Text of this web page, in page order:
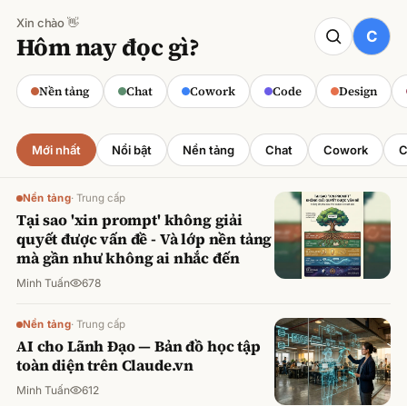
Xin chào 👋
Hôm nay đọc gì?
Nền tảng Chat Cowork Code Design
CODE
Claude cho Sales: Dự báo doanh số
chính xác
Minh Tuấn ·800 lượt xem
Mới nhất Nổi bật Nền tảng Chat Cowork
Nền tảng· Trung cấp
Tại sao 'xin prompt' không giải
quyết được vấn đề - Và lớp nền tảng
mà gần như không ai nhắc đến
Minh Tuấn 678
Nền tảng· Trung cấp
AI cho Lãnh Đạo — Bản đồ học tập
toàn diện trên Claude.vn
Minh Tuấn 612